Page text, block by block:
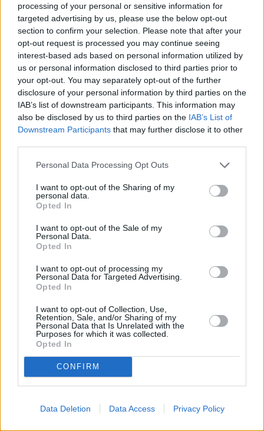
processing of your personal or sensitive information for
targeted advertising by us, please use the below opt-out
section to confirm your selection. Please note that after your
opt-out request is processed you may continue seeing
interest-based ads based on personal information utilized by
us or personal information disclosed to third parties prior to
your opt-out. You may separately opt-out of the further
disclosure of your personal information by third parties on the
IAB’s list of downstream participants. This information may
also be disclosed by us to third parties on the IAB’s List of
Downstream Participants that may further disclose it to other
Personal Data Processing Opt Outs
I want to opt-out of the Sharing of my
personal data.
Opted In
I want to opt-out of the Sale of my
Personal Data.
Opted In
I want to opt-out of processing my
Personal Data for Targeted Advertising.
Opted In
I want to opt-out of Collection, Use,
Retention, Sale, and/or Sharing of my
Personal Data that Is Unrelated with the
Purposes for which it was collected.
Opted In
CONFIRM
Data Deletion Data Access Privacy Policy
Apel obywatelski do premiera Donalda Tuska ws.
urlopów ojcowskich
Masakra w École Polytechnique
Kobiety sobie nie poradzą
Nieodpłatna praca kobiet - różowa strefa gospodarki
143 dni premiera Tuska
John Godson, czyli dzień świstaka
Obywatelki drugiej kategorii
PO jak PiS. Platforma równoległej rzeczywistości
PW: PiS Walczący